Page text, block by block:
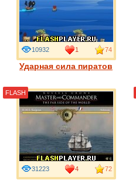
Ударная сила пиратов
10932 1 74
31223 4 72
FLASH